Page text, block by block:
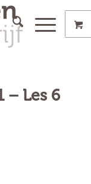
– Les 6